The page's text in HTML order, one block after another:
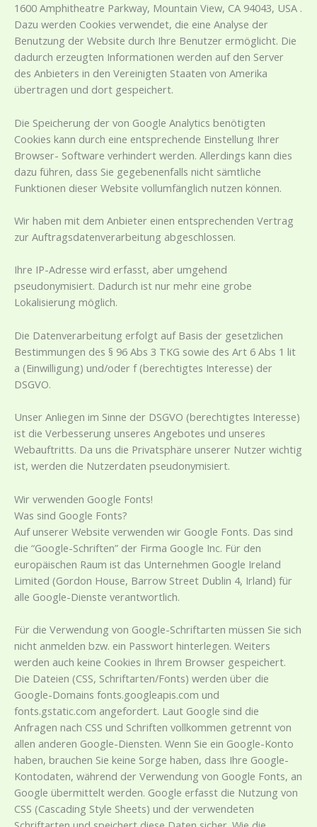
1600 Amphitheatre Parkway, Mountain View, CA 94043, USA .
Dazu werden Cookies verwendet, die eine Analyse der
Benutzung der Website durch Ihre Benutzer ermöglicht. Die
dadurch erzeugten Informationen werden auf den Server
des Anbieters in den Vereinigten Staaten von Amerika
übertragen und dort gespeichert.
Die Speicherung der von Google Analytics benötigten
Cookies kann durch eine entsprechende Einstellung Ihrer
Browser- Software verhindert werden. Allerdings kann dies
dazu führen, dass Sie gegebenenfalls nicht sämtliche
Funktionen dieser Website vollumfänglich nutzen können.
Wir haben mit dem Anbieter einen entsprechenden Vertrag
zur Auftragsdatenverarbeitung abgeschlossen.
Ihre IP-Adresse wird erfasst, aber umgehend
pseudonymisiert. Dadurch ist nur mehr eine grobe
Lokalisierung möglich.
Die Datenverarbeitung erfolgt auf Basis der gesetzlichen
Bestimmungen des § 96 Abs 3 TKG sowie des Art 6 Abs 1 lit
a (Einwilligung) und/oder f (berechtigtes Interesse) der
DSGVO.
Unser Anliegen im Sinne der DSGVO (berechtigtes Interesse)
ist die Verbesserung unseres Angebotes und unseres
Webauftritts. Da uns die Privatsphäre unserer Nutzer wichtig
ist, werden die Nutzerdaten pseudonymisiert.
Wir verwenden Google Fonts!
Was sind Google Fonts?
Auf unserer Website verwenden wir Google Fonts. Das sind
die “Google-Schriften” der Firma Google Inc. Für den
europäischen Raum ist das Unternehmen Google Ireland
Limited (Gordon House, Barrow Street Dublin 4, Irland) für
alle Google-Dienste verantwortlich.
Für die Verwendung von Google-Schriftarten müssen Sie sich
nicht anmelden bzw. ein Passwort hinterlegen. Weiters
werden auch keine Cookies in Ihrem Browser gespeichert.
Die Dateien (CSS, Schriftarten/Fonts) werden über die
Google-Domains fonts.googleapis.com und
fonts.gstatic.com angefordert. Laut Google sind die
Anfragen nach CSS und Schriften vollkommen getrennt von
allen anderen Google-Diensten. Wenn Sie ein Google-Konto
haben, brauchen Sie keine Sorge haben, dass Ihre Google-
Kontodaten, während der Verwendung von Google Fonts, an
Google übermittelt werden. Google erfasst die Nutzung von
CSS (Cascading Style Sheets) und der verwendeten